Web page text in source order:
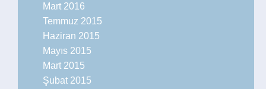
Mart 2016
Temmuz 2015
Haziran 2015
Mayıs 2015
Mart 2015
Şubat 2015